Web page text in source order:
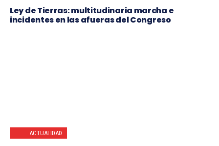
Ley de Tierras: multitudinaria marcha e
incidentes en las afueras del Congreso
ACTUALIDAD